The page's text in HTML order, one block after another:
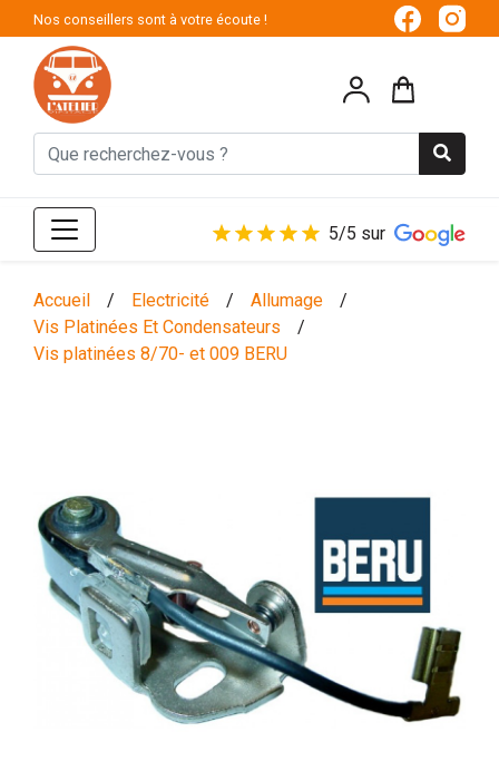
Nos conseillers sont à votre écoute !
5/5 sur
Accueil / Electricité / Allumage
/
Vis Platinées Et Condensateurs
/
Vis platinées 8/70- et 009 BERU